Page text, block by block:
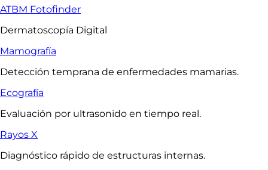
ATBM Fotofinder
Dermatoscopía Digital
Mamografía
Detección temprana de enfermedades mamarias.
Ecografía
Evaluación por ultrasonido en tiempo real.
Rayos X
Diagnóstico rápido de estructuras internas.